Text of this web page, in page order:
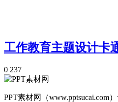
工作教育主题设计卡
0 237
PPT素材网（www.pptsucai.com